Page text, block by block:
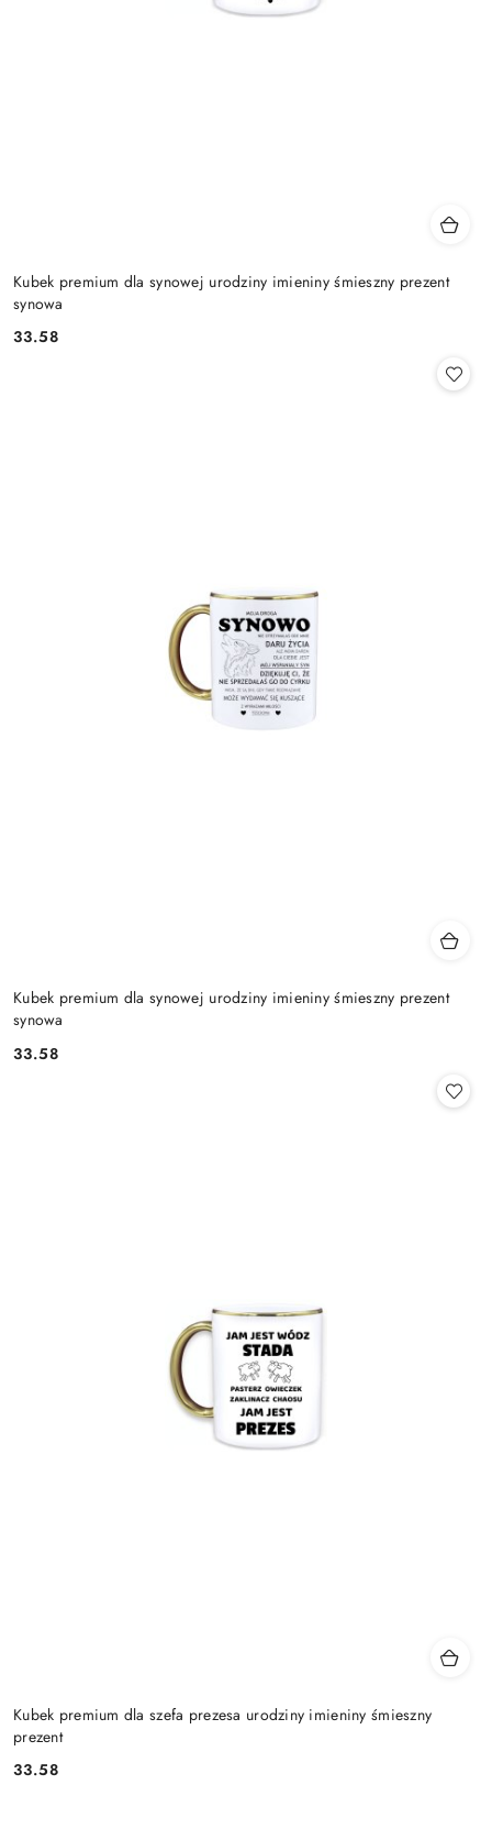
Kubek premium dla synowej urodziny imieniny śmieszny prezent
synowa
Cena:
33.58
Kubek premium dla synowej urodziny imieniny śmieszny prezent
synowa
Cena:
33.58
Kubek premium dla szefa prezesa urodziny imieniny śmieszny
prezent
Cena:
33.58